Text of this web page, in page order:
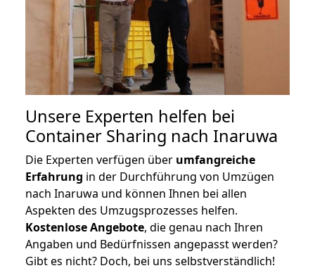
Unsere Experten helfen bei
Container Sharing nach Inaruwa
Die Experten verfügen über umfangreiche
Erfahrung in der Durchführung von Umzügen
nach Inaruwa und können Ihnen bei allen
Aspekten des Umzugsprozesses helfen.
Kostenlose Angebote, die genau nach Ihren
Angaben und Bedürfnissen angepasst werden?
Gibt es nicht? Doch, bei uns selbstverständlich!